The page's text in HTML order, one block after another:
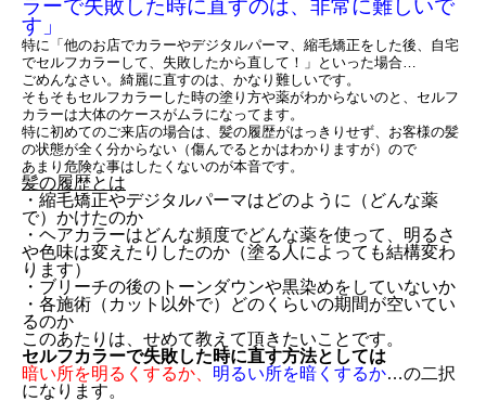
ラーで失敗した時に直すのは、非常に難しいで
す」
特に「他のお店でカラーやデジタルパーマ、縮毛矯正をした後、自宅
でセルフカラーして、失敗したから直して！」といった場合…
ごめんなさい。綺麗に直すのは、かなり難しいです。
そもそもセルフカラーした時の塗り方や薬がわからないのと、セルフ
カラーは大体のケースがムラになってます。
特に初めてのご来店の場合は、髪の履歴がはっきりせず、お客様の髪
の状態が全く分からない（傷んでるとかはわかりますが）ので
あまり危険な事はしたくないのが本音です。
髪の履歴とは
・縮毛矯正やデジタルパーマはどのように（どんな薬
で）かけたのか
・ヘアカラーはどんな頻度でどんな薬を使って、明るさ
や色味は変えたりしたのか（塗る人によっても結構変わ
ります）
・ブリーチの後のトーンダウンや黒染めをしていないか
・各施術（カット以外で）どのくらいの期間が空いてい
るのか
このあたりは、せめて教えて頂きたいことです。
セルフカラーで失敗した時に直す方法としては
暗い所を明るくするか、 明るい所を暗くするか…の二択
になります。